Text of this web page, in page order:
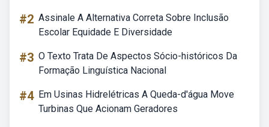
#2 Assinale A Alternativa Correta Sobre Inclusão
Escolar Equidade E Diversidade
#3 O Texto Trata De Aspectos Sócio-históricos Da
Formação Linguística Nacional
#4 Em Usinas Hidrelétricas A Queda-d'água Move
Turbinas Que Acionam Geradores